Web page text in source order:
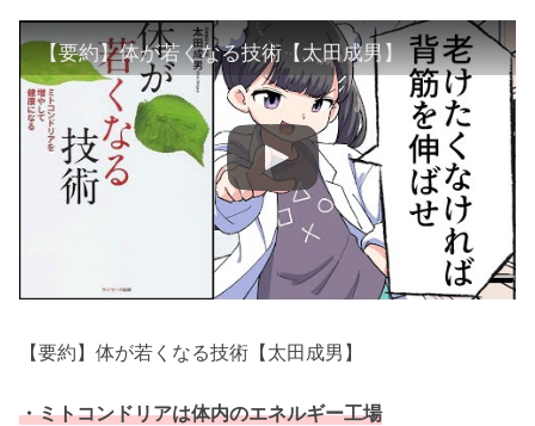
【要約】体が若くなる技術【太田成男】
【要約】体が若くなる技術【太田成男】
・ミトコンドリアは体内のエネルギー工場